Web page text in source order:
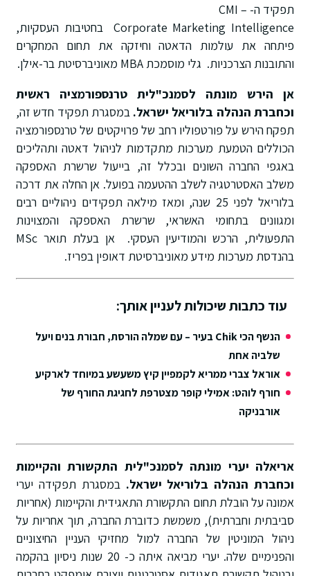
תפקיד ה- – CMI
Corporate Marketing Intelligence בחטיבות העסקיות,
פיתחה את עולמות הדאטה וחיזקה את תחום המחקרים
והתובנות הצרכניות. גלי מוסמכת MBA מאוניברסיטת בר-אילן.
אן הירש מונתה לסמנכ"לית טרנספורמציה ראשית
וכחברת הנהלה בלוריאל ישראל.במסגרת תפקיד חדש זה,
תפקח הירש על פורטפוליו רחב של פרויקטים של טרנספורמציה
הכוללים הטמעת מערכות מתקדמות לניהול דאטה ותהליכים
באגפי החברה השונים ובכלל זה, בייעול שרשרת האספקה
משלב האסטרטגיה לשלב ההטעמה בפועל. אן החלה את דרכה
בלוריאל לפני 25 שנה, ומאז מילאה תפקידים ניהוליים רבים
ומגוונים בתחומי האשראי, שרשרת האספקה והמצוינות
התפעולית, הרכש והמודיעין העסקי. אן בעלת תואר MSc
בהנדסת מערכות מידע מאוניברסיטת דאופין בפריז.
עוד כתבות שיכולות לעניין אותך:
הנשף הכי Chik בעיר – עם שמלה הורסת, חבורת בנים ויעל
שלביה אחת
אוראל צברי ממריא לקמפיין קיץ משעשע במיוחד לארקיע
חורף לוהט: אמילי קופר מצטרפת לחגיגת החורף של
אורבניקה
אריאלה יערי מונתה לסמנכ"לית התקשורת והקיימות
וכחברת הנהלה בלוריאל ישראל. במסגרת תפקידה יערי
אמונה על הובלת תחום התקשורת התאגידית והקיימות (אחריות
סביבתית וחברתית), משמשת כדוברת החברה, תוך אחריות על
ניהול המוניטין של החברה למול מחזיקי העניין החיצוניים
והפנימיים שלה. יערי מביאה איתה כ- 20 שנות ניסיון בהקמה